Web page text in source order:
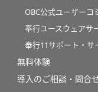
OBC公式ユーザーコ
奉行ユースウェアサ
奉行11サポート・サ
無料体験
導入のご相談・問合